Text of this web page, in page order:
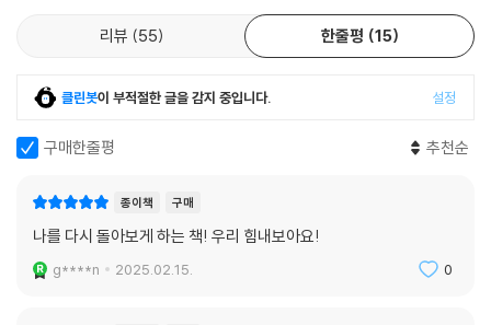
상황에서도 부모에게 의지할 수 있다고 생각하도록 ‘애정 표현 〉 훈육, 긍
정 훈육 〉 단호한 훈육’의 균형을 맞추는 것이 중요하다. 아이는 부모의 사
가 놀아주지 않고 요리하는 것이 나를 미워해서가 아니라는 사실을 알게
사랑이다.
리뷰 55 한줄평 15
클린봇이 부적절한 글을 감지 중입니다. 설정
구매한줄평 추천순
종이책 구매
나를 다시 돌아보게 하는 책! 우리 힘내보아요!
g****n 2025.02.15. 0